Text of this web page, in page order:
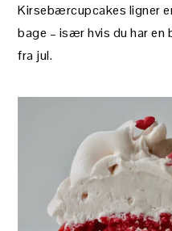
Kirsebærcupcakes ligner
bage – især hvis du har
fra jul.